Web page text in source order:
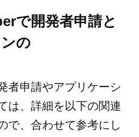
で開発者申請と
の
者申請やアプリケーシ
は、詳細を以下の関連
で、合わせて参考にし